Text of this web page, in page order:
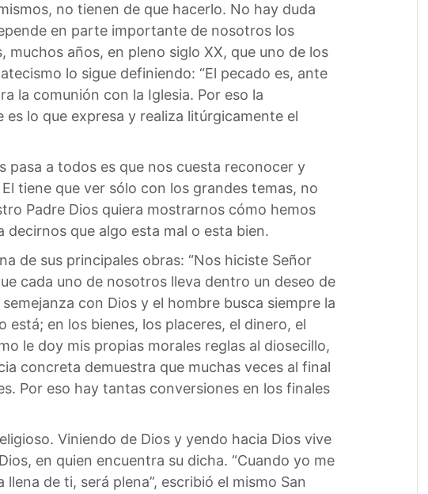
no tienen de que hacerlo. No hay duda
en parte importante de nosotros los
años, en pleno siglo XX, que uno de los
lo sigue definiendo: “El pecado es, ante
la comunión con la Iglesia. Por eso la
lo que expresa y realiza litúrgicamente el
pasa a todos es que nos cuesta reconocer y
tiene que ver sólo con los grandes temas, no
Padre Dios quiera mostrarnos cómo hemos
que algo esta mal o esta bien.
de sus principales obras: “Nos hiciste Señor
cada uno de nosotros lleva dentro un deseo de
con Dios y el hombre busca siempre la
en los bienes, los placeres, el dinero, el
le doy mis propias morales reglas al diosecillo,
concreta demuestra que muchas veces al final
Por eso hay tantas conversiones en los finales
Viniendo de Dios y yendo hacia Dios vive
en quien encuentra su dicha. “Cuando yo me
de ti, será plena”, escribió el mismo San